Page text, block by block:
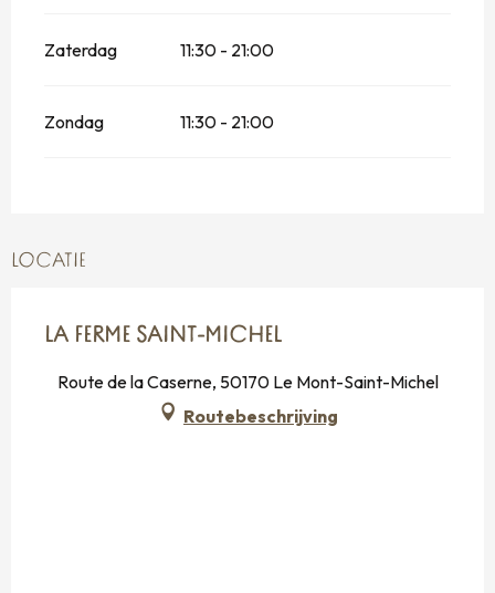
Zaterdag 11:30 - 21:00
Zondag 11:30 - 21:00
LOCATIE
LA FERME SAINT-MICHEL
Route de la Caserne, 50170 Le Mont-Saint-Michel
Routebeschrijving